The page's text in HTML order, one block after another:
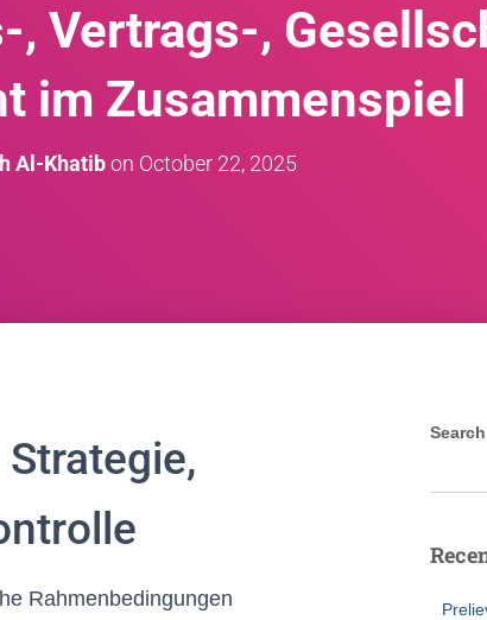
Vertrags-,
im Zusammenspiel
Al-Khatibon October 22, 2025
Rahmenbedingungen
Search